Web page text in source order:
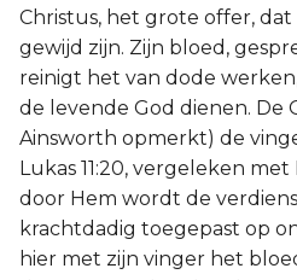
Christus, het grote offer,
gewijd zijn. Zijn bloed,
reinigt het van dode
de levende God dienen. De
Ainsworth opmerkt) de
Lukas 11:20, vergeleken
door Hem wordt de
krachtdadig toegepast op
hier met zijn vinger het